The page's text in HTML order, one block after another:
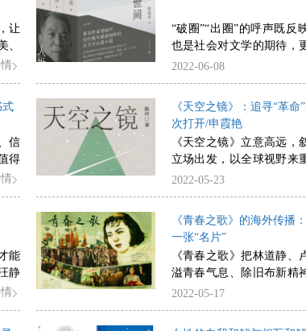
让
、
“破圈”“出圈”的呼声既反
也是社会对文学的期待，
要。
2022-06-08
式
信
得
《天空之镜》：追寻“革
次打开/申霞艳
《天空之镜》立意高远
立场出发，以全球视野来
神、情感，思考不同民族
2022-05-23
能
静
《青春之歌》的海外传播
一张“名片”
《青春之歌》把林道静
溢青春气息、除旧布新精
象散播到世界各地，也把
2022-05-17